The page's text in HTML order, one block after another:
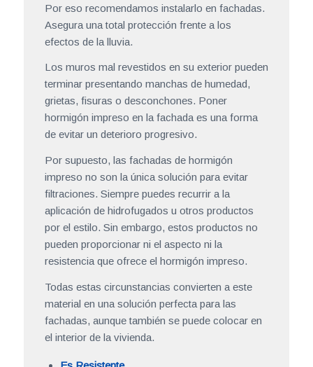
Por eso recomendamos instalarlo en fachadas.
Asegura una total protección frente a los
efectos de la lluvia.
Los muros mal revestidos en su exterior pueden
terminar presentando manchas de humedad,
grietas, fisuras o desconchones. Poner
hormigón impreso en la fachada es una forma
de evitar un deterioro progresivo.
Por supuesto, las fachadas de hormigón
impreso no son la única solución para evitar
filtraciones. Siempre puedes recurrir a la
aplicación de hidrofugados u otros productos
por el estilo. Sin embargo, estos productos no
pueden proporcionar ni el aspecto ni la
resistencia que ofrece el hormigón impreso.
Todas estas circunstancias convierten a este
material en una solución perfecta para las
fachadas, aunque también se puede colocar en
el interior de la vivienda.